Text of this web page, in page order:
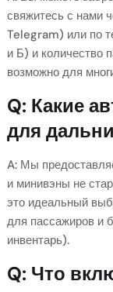
свяжитесь с нами
Telegram) или по
и Б) и количество
возможно для
Q: Какие
для
A: Мы
и минивэны не
это идеальный
для пассажиров и
инвентарь).
Q: Что